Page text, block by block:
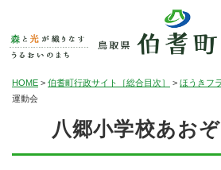
HOME > 伯耆町行政サイト［総合目次］ > ほうきフ
運動会
八郷小学校あお